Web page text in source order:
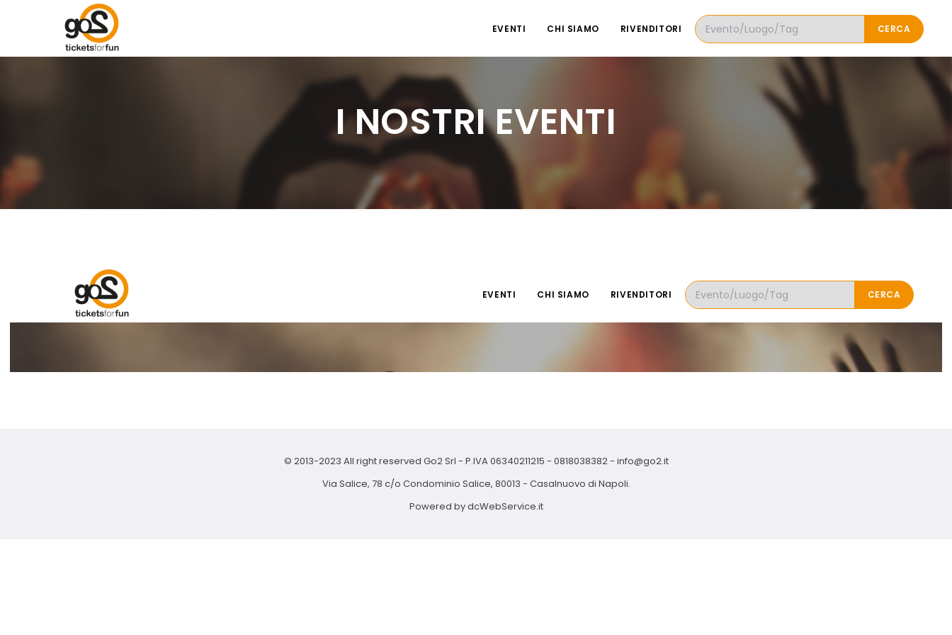
EVENTI CHI SIAMO RIVENDITORI CERCA
I NOSTRI EVENTI
© 2013-2023 All right reserved Go2 Srl - P.IVA 06340211215 - 0818038382- info@go2.it
Via Salice, 78 c/o Condominio Salice, 80013 - Casalnuovo di Napoli.
Powered bydcWebService.it